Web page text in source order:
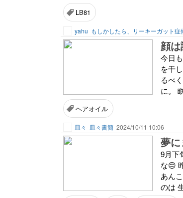
LB81
yahu
顔
今日
を干
るべ
に。
ヘアオイル
皿々 皿々書簡 2024/10/11 10:06
夢
9月下
な😔
あん
のは